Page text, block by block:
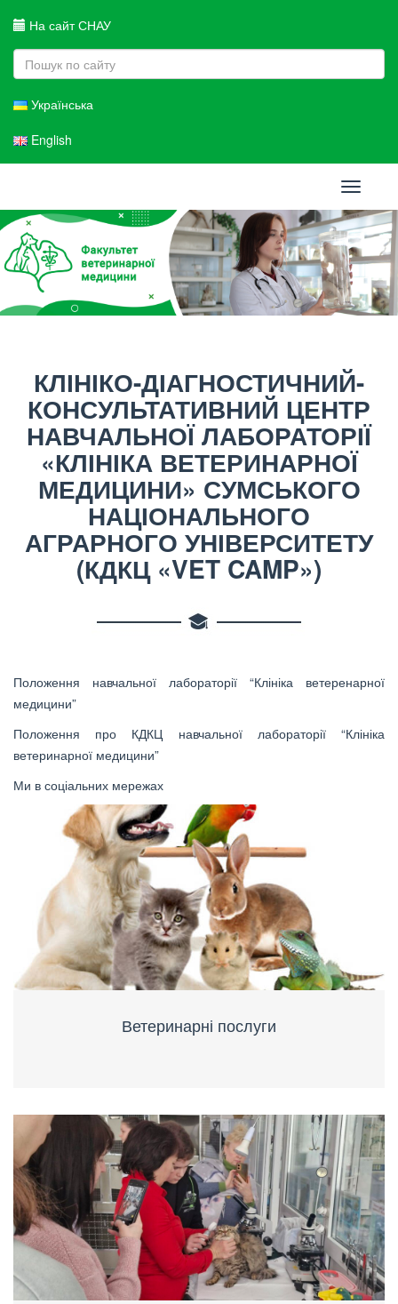
На сайт СНАУ
Українська
English
Toggle
КЛІНІКО-ДІАГНОСТИЧНИЙ-
КОНСУЛЬТАТИВНИЙ ЦЕНТР
НАВЧАЛЬНОЇ ЛАБОРАТОРІЇ
«КЛІНІКА ВЕТЕРИНАРНОЇ
МЕДИЦИНИ» СУМСЬКОГО
НАЦІОНАЛЬНОГО
АГРАРНОГО УНІВЕРСИТЕТУ
(КДКЦ «VET CAMP»)
Положення навчальної лабораторії “Клініка ветеренарної
медицини”
Положення про КДКЦ навчальної лабораторії “Клініка
ветеринарної медицини”
Ми в соціальних мережах
Ветеринарні послуги